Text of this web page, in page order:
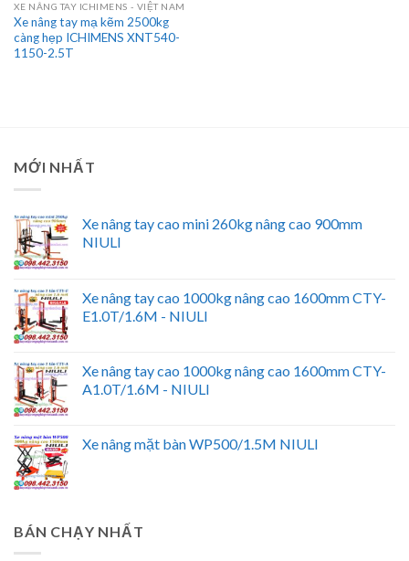
XE NÂNG TAY ICHIMENS - VIỆT NAM
Xe nâng tay mạ kẽm 2500kg
càng hẹp ICHIMENS XNT540-
1150-2.5T
MỚI NHẤT
Xe nâng tay cao mini 260kg nâng cao 900mm
NIULI
Xe nâng tay cao 1000kg nâng cao 1600mm CTY-
E1.0T/1.6M - NIULI
Xe nâng tay cao 1000kg nâng cao 1600mm CTY-
A1.0T/1.6M - NIULI
Xe nâng mặt bàn WP500/1.5M NIULI
BÁN CHẠY NHẤT